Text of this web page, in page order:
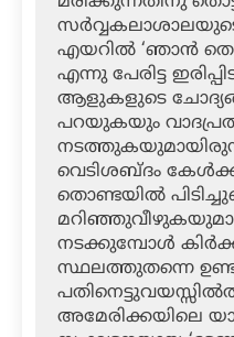
എയറില്‍ ‘ഞാന്‍
എന്നു പേരിട്ട
ആളുകളുടെ
പറയുകയും
വെടിശബ്ദം
തൊണ്ടയില്‍
നടക്കുമ്പോള്‍
സ്ഥലത്തുതന്നെ
അമേരിക്കയിലെ